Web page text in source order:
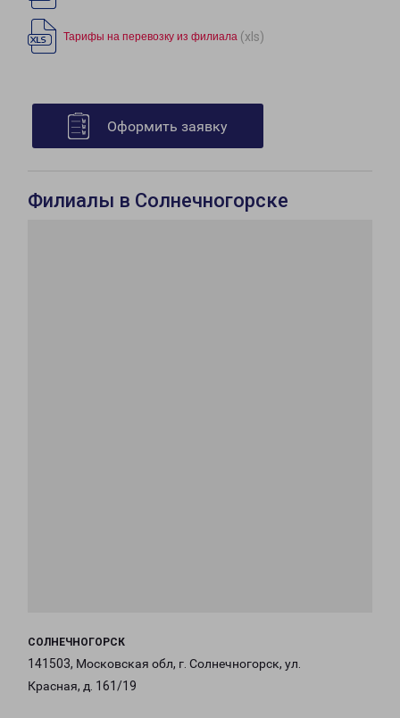
Тарифы на перевозку из филиала (xls)
Оформить заявку
Филиалы в Солнечногорске
СОЛНЕЧНОГОРСК
141503, Московская обл, г. Солнечногорск, ул.
Красная, д. 161/19